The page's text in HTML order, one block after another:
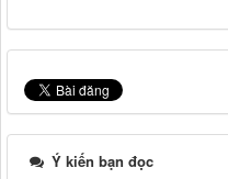
Ý kiến bạn đọc